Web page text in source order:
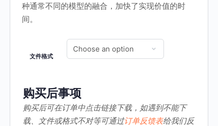
种通常不同的模型的融合，加快了实现价值的时
间。
文件格式
购买后事项
购买后可在订单中点击链接下载，如遇到不能下
载、文件或格式不对等可通过订单反馈表给我们反